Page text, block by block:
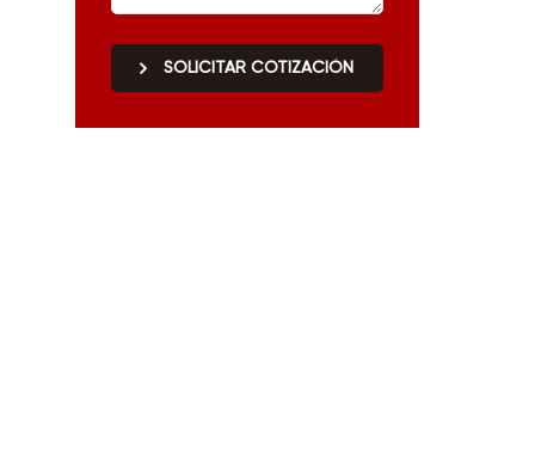
SOLICITAR COTIZACIÓN